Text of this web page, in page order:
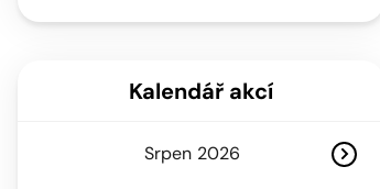
Kalendář akcí
Srpen